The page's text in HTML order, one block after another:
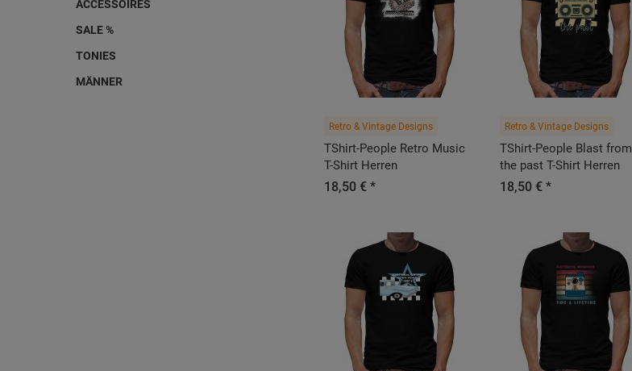
ACCESSOIRES
SALE %
TONIES
MÄNNER
Retro & Vintage Designs
TShirt-People Retro Music
T-Shirt Herren
18,50 € *
Retro & Vintage Designs
TShirt-People Blast from
the past T-Shirt Herren
18,50 € *